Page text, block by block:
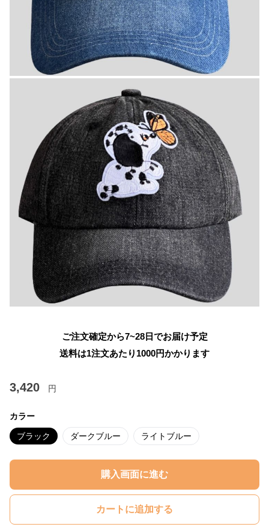
ご注文確定から7~28日でお届け予定
送料は1注文あたり 1000円かかります
3,420 円
カラー
ブラック ダークブルー ライトブルー
購入画面に進む
カートに追加する